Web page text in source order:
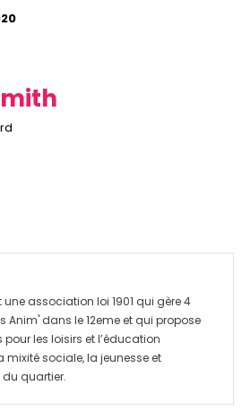
une association loi 1901 qui gère 4
Anim' dans le 12eme et qui propose
les loisirs et l’éducation
mixité sociale, la jeunesse et
quartier.